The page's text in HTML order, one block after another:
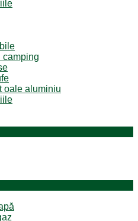
camping
oale aluminiu